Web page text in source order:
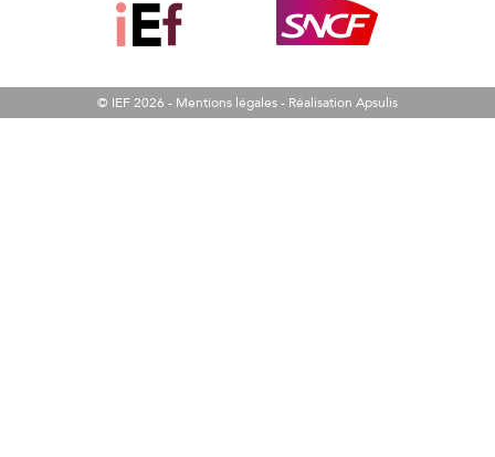
© IEF 2026 - Mentions légales- Réalisation Apsulis